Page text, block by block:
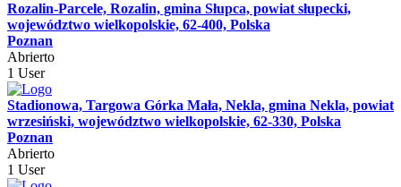
Rozalin-Parcele, Rozalin, gmina Słupca, powiat słupecki,
województwo wielkopolskie, 62-400, Polska
Poznan
Abrierto
1 User
Stadionowa, Targowa Górka Mała, Nekla, gmina Nekla, powiat
wrzesiński, województwo wielkopolskie, 62-330, Polska
Poznan
Abrierto
1 User